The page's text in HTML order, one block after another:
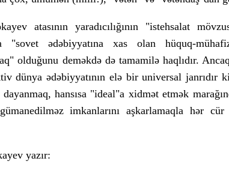
atasının yaradıcılığının "istehsalat
"sovet ədəbiyyatına xas olan hüquq-
olduğunu deməkdə də tamamilə haqlıdır.
dünya ədəbiyyatının elə bir universal janrıdır
hansısa "ideal"a xidmət etmək
imkanlarını aşkarlamaqla hər
yazır: